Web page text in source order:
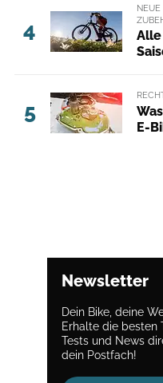
4
5
E-
Newsletter
Dein Bike, deine
Erhalte die besten
Tests und News
dein Postfach!